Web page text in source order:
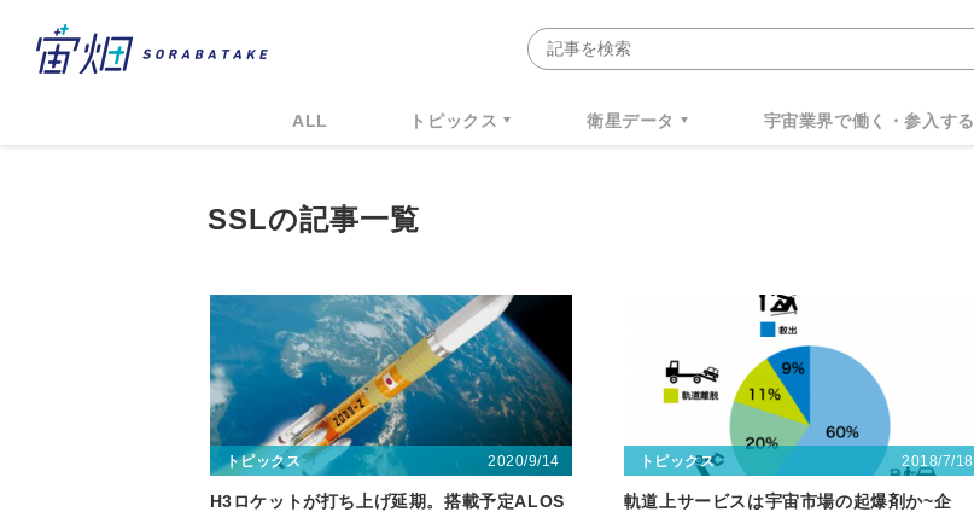
ALL トピックス 衛星データ 宇宙業界で働く・参入する
SSLの記事一覧
トピックス 2020/9/14
H3ロケットが打ち上げ延期。搭載予定ALOS
トピックス 2018/7/18
軌道上サービスは宇宙市場の起爆剤か~企